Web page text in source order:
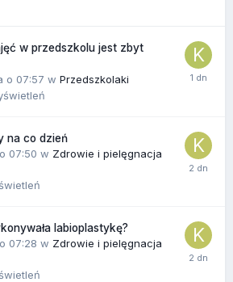
w przedszkolu jest zbyt
o 07:57 w Przedszkolaki
na co dzień
07:50 w Zdrowie i pielęgnacja
labioplastykę?
07:28 w Zdrowie i pielęgnacja